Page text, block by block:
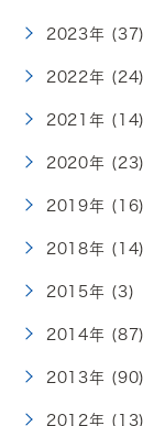
2023年 (37)
2022年 (24)
2021年 (14)
2020年 (23)
2019年 (16)
2018年 (14)
2015年 (3)
2014年 (87)
2013年 (90)
2012年 (13)